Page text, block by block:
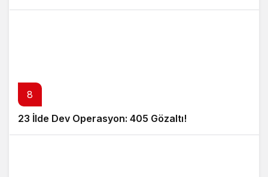
8
23 İlde Dev Operasyon: 405 Gözaltı!